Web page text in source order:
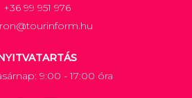
+36 99 951 976
9:00 - 17:00 óra